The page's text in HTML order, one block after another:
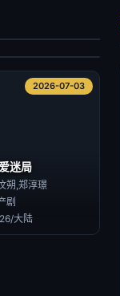
大陆
2026-07-03
迷局
朔,郑淳璟
剧
大陆
2026-07-03